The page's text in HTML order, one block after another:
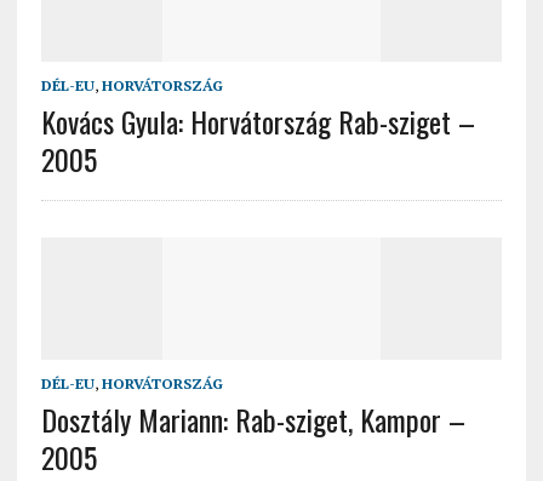
DÉL-EU, HORVÁTORSZÁG
Kovács Gyula: Horvátország Rab-sziget –
2005
DÉL-EU, HORVÁTORSZÁG
Dosztály Mariann: Rab-sziget, Kampor –
2005